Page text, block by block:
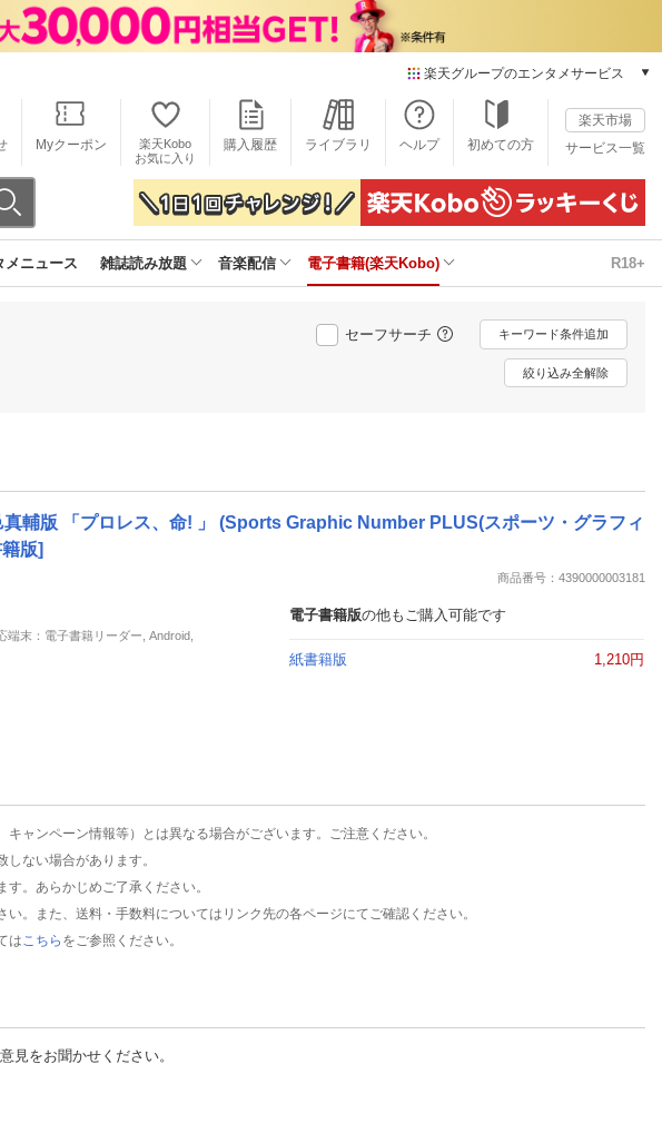
楽天グループのエンタメサービス
本/ゲーム/CD/DVD
楽天ブックス
電子書籍
楽天Kobo
雑誌読み放題
楽天ミュージック
動画配信
楽天TV
動画配信ガイド
エンタメニュース
Myクーポン
楽天Kobo
お気に入り
購入履歴 ライブラリ ヘルプ 初めての方
楽天市場
サービス一覧
メニュース 雑誌読み放題 音楽配信 電子書籍(楽天Kobo) R18+
セーフサーチ キーワード条件追加
絞り込み全解除
輔版 「プロレス、命! 」 (Sports Graphic Number PLUS(スポーツ・グラフィ
版]
商品番号：4390000003181
末：電子書籍リーダー, Android,
電子書籍版の他もご購入可能です
紙書籍版 1,210円
ャンペーン情報等）とは異なる場合がございます。ご注意ください。
ない場合があります。
。あらかじめご了承ください。
。また、送料・手数料についてはリンク先の各ページにてご確認ください。
は こちら をご参照ください。
見をお聞かせください。